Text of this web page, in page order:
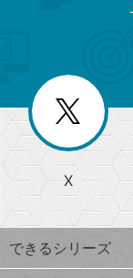
じ
る
search
検
索
上
昇
ワ
ー
ド
閉
じ
る
ー
か
ら
探
す
X
できるシリーズ